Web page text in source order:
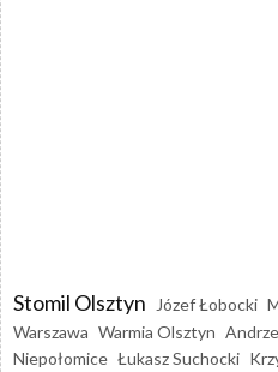
Stomil Olsztyn Józef Łobocki
Warszawa Warmia Olsztyn
Niepołomice Łukasz Suchocki